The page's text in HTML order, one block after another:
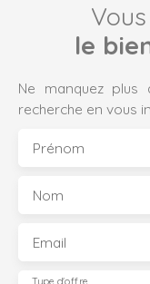
le
Ne manquez
recherche en vous
Prénom
Nom
Email
Type d'offre